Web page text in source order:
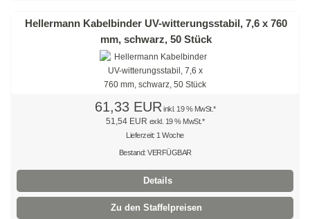
Gerüststopfen Rundlamelle
Hartschaumdübel
Nageldübel mit Senkkopf
Nageldübel mit Zylinderkopf
Universal-Dübel
Hellermann Kabelbinder UV-witterungsstabil, 7,6 x 760
mm, schwarz, 50 Stück
61,33 EUR inkl. 19 % MwSt.*
51,54 EUR exkl. 19 % MwSt.*
Lieferzeit: 1 Woche
Bestand: VERFÜGBAR
Details
Zu den Staffelpreisen